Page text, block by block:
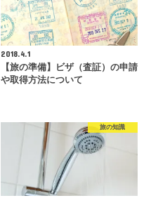
2018.4.1
【旅の準備】ビザ（査証）の申請
や取得方法について
旅の知識